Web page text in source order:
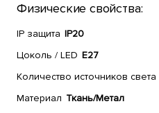
Физические свойства:
IP защита IP20
Цоколь / LED E27
Количество источников света
Материал Ткань/Метал